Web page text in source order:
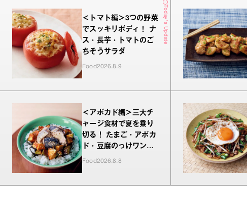
Today's Update
＜トマト編＞3つの野菜
でスッキリボディ！ ナ
ス・長芋・トマトのご
ちそうサラダ
Food2026.8.9
＜アボカド編＞三大チ
ャージ食材で夏を乗り
切る！ たまご・アボカ
ド・豆腐のっけワンプ
レート
Food2026.8.8